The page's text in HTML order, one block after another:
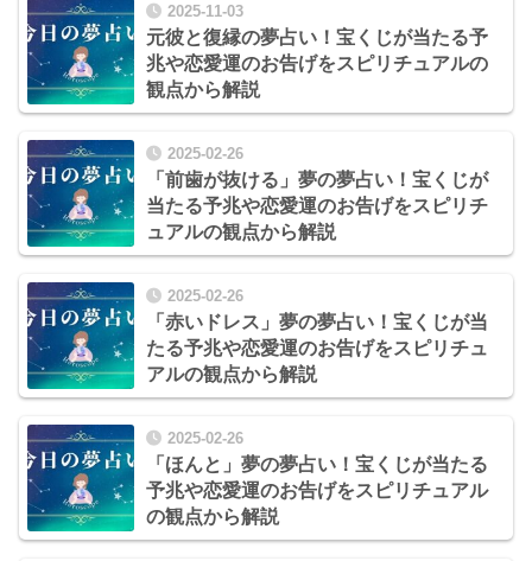
2025-11-03
元彼と復縁の夢占い！宝くじが当たる予
兆や恋愛運のお告げをスピリチュアルの
観点から解説
2025-02-26
「前歯が抜ける」夢の夢占い！宝くじが
当たる予兆や恋愛運のお告げをスピリチ
ュアルの観点から解説
2025-02-26
「赤いドレス」夢の夢占い！宝くじが当
たる予兆や恋愛運のお告げをスピリチュ
アルの観点から解説
2025-02-26
「ほんと」夢の夢占い！宝くじが当たる
予兆や恋愛運のお告げをスピリチュアル
の観点から解説